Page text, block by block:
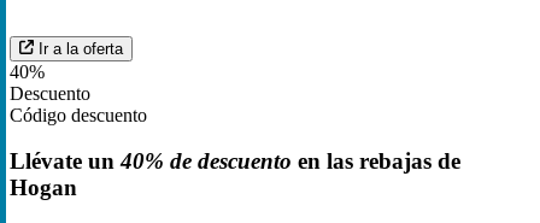
Ir a la oferta
40%
Descuento
Código descuento
Llévate un40% de descuento en las rebajas de
Hogan